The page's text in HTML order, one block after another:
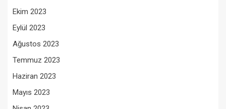
Ekim 2023
Eylül 2023
Ağustos 2023
Temmuz 2023
Haziran 2023
Mayıs 2023